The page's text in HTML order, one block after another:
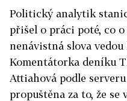
Politický analytik
přišel o práci poté, co
nenávistná slova
Komentátorka deníku
Attiahová podle
propuštěna za to, že